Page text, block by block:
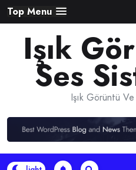
Skip
to
content
Top Menu
Işık
Ses
Işık Görüntü